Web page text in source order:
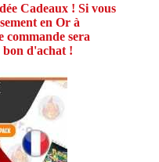
Cadeaux ! Si vous
en Or à
sera
bon d'achat !